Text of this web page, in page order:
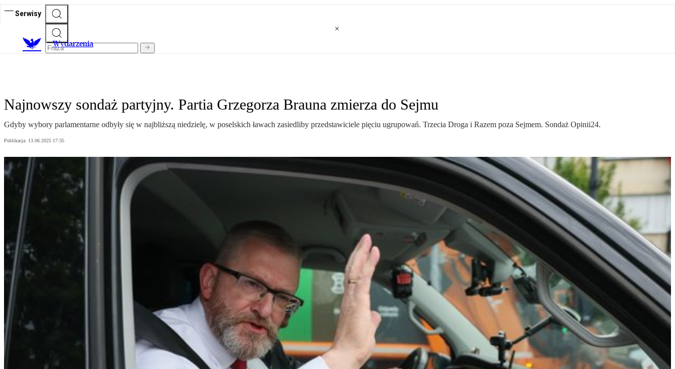
Serwisy
Wydarzenia
Najnowszy sondaż partyjny. Partia Grzegorza Brauna zmierza do Sejmu
Gdyby wybory parlamentarne odbyły się w najbliższą niedzielę, w poselskich ławach zasiedliby przedstawiciele pięciu ugrupowań. Trzecia Droga i Razem poza Sejmem. Sondaż Opinii24.
Publikacja: 13.06.2025 17:35